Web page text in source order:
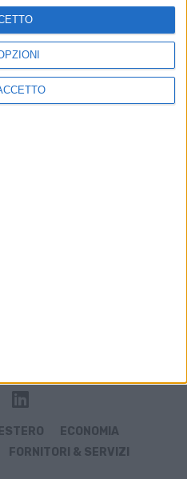
ESTERO
ECONOMIA
FORNITORI & SERVIZI